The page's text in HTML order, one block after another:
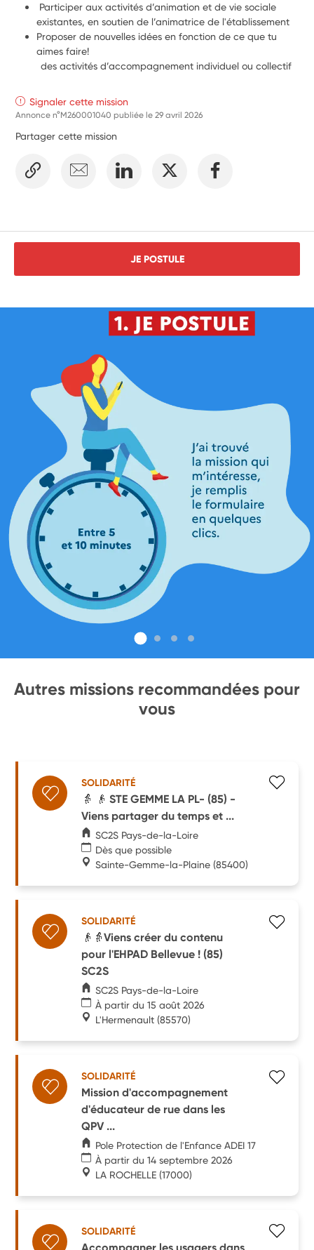
Participer aux activités d’animation et de vie sociale
existantes, en soutien de l’animatrice de l'établissement
Proposer de nouvelles idées en fonction de ce que tu
aimes faire!
         des activités d’accompagnement individuel ou collectif
Signaler cette mission
Annonce n°M260001040 publiée le29 avril 2026
Partager cette mission
JE POSTULE
Autres missions recommandées pour
vous
SOLIDARITÉ
👵 👴 STE GEMME LA PL- (85) -
Viens partager du temps et ...
SC2S Pays-de-la-Loire
Dès que possible
Sainte-Gemme-la-Plaine (85400)
SOLIDARITÉ
👴👵Viens créer du contenu
pour l'EHPAD Bellevue ! (85)
SC2S
SC2S Pays-de-la-Loire
À partir du 15 août 2026
L'Hermenault (85570)
SOLIDARITÉ
Mission d'accompagnement
d'éducateur de rue dans les
QPV ...
Pole Protection de l'Enfance ADEI 17
À partir du 14 septembre 2026
LA ROCHELLE (17000)
SOLIDARITÉ
Accompagner les usagers dans